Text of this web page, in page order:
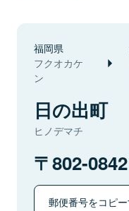
福岡県
フクオカケ
ン
日の出町
ヒノデマチ
802-0842
郵便番号をコピ